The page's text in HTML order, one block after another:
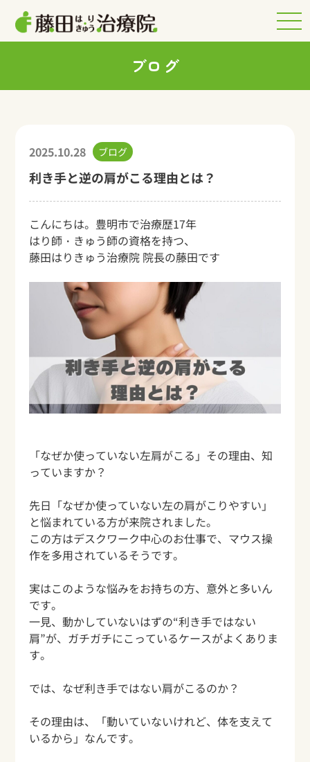
ブログ
2025.10.28 ブログ
利き手と逆の肩がこる理由とは？
こんにちは。豊明市で治療歴17年
はり師・きゅう師の資格を持つ、
藤田はりきゅう治療院 院長の藤田です
「なぜか使っていない左肩がこる」その理由、知
っていますか？
先日「なぜか使っていない左の肩がこりやすい」
と悩まれている方が来院されました。
この方はデスクワーク中心のお仕事で、マウス操
作を多用されているそうです。
実はこのような悩みをお持ちの方、意外と多いん
です。
一見、動かしていないはずの“利き手ではない
肩”が、ガチガチにこっているケースがよくありま
す。
では、なぜ利き手ではない肩がこるのか？
その理由は、「動いていないけれど、体を支えて
いるから」なんです。